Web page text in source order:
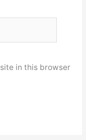
in this browser